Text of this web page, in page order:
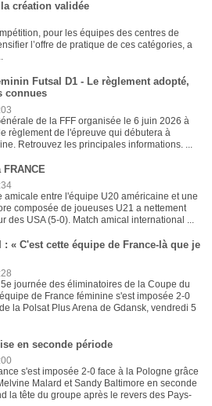
création validée
pour les équipes des centres de
l’offre de pratique de ces catégories, a
Futsal D1 - Le règlement adopté,
connues
de la FFF organisée le 6 juin 2026 à
règlement de l'épreuve qui débutera à
Retrouvez les principales informations. ...
amicale entre l'équipe U20 américaine et une
composée de joueuses U21 a nettement
des USA (5-0). Match amical international ...
: « C'est cette équipe de France-là que je
journée des éliminatoires de la Coupe du
de France féminine s'est imposée 2-0
la Polsat Plus Arena de Gdansk, vendredi 5
en seconde période
s'est imposée 2-0 face à la Pologne grâce
Malard et Sandy Baltimore en seconde
la tête du groupe après le revers des Pays-